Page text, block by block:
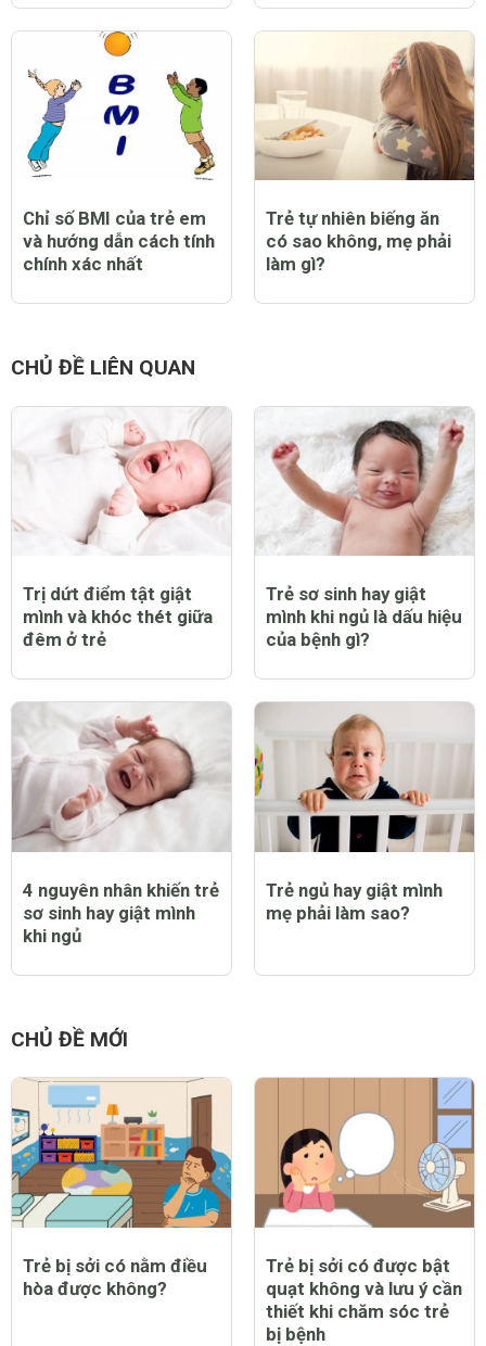
Chỉ số BMI của trẻ em
và hướng dẫn cách tính
chính xác nhất
Trẻ tự nhiên biếng ăn
có sao không, mẹ phải
làm gì?
CHỦ ĐỀ LIÊN QUAN
Trị dứt điểm tật giật
mình và khóc thét giữa
đêm ở trẻ
Trẻ sơ sinh hay giật
mình khi ngủ là dấu hiệu
của bệnh gì?
4 nguyên nhân khiến trẻ
sơ sinh hay giật mình
khi ngủ
Trẻ ngủ hay giật mình
mẹ phải làm sao?
CHỦ ĐỀ MỚI
Trẻ bị sởi có nằm điều
hòa được không?
Trẻ bị sởi có được bật
quạt không và lưu ý cần
thiết khi chăm sóc trẻ
bị bệnh